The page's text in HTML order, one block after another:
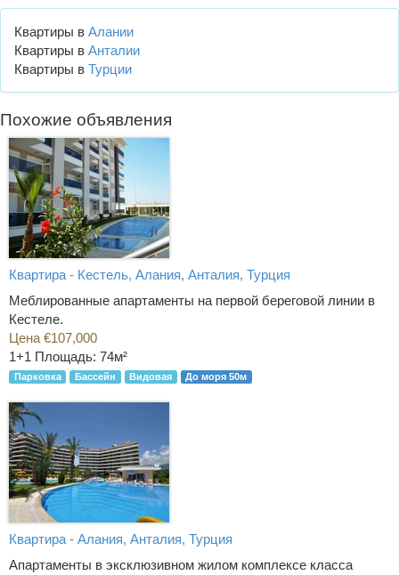
Квартиры в Алании
Квартиры в Анталии
Квартиры в Турции
Похожие объявления
Квартира - Кестель, Алания, Анталия, Турция
Меблированные апартаменты на первой береговой линии в
Кестеле.
Цена €107,000
1+1 Площадь: 74м²
Парковка Бассейн Видовая До моря 50м
Квартира - Алания, Анталия, Турция
Апартаменты в эксклюзивном жилом комплексе класса